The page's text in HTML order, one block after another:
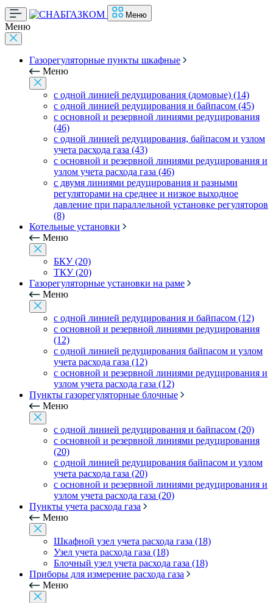
Меню
Меню
Газорегуляторные пункты шкафные
Меню
с одной линией редуцирования (домовые) (14)
с одной линией редуцирования и байпасом (45)
с основной и резервной линиями редуцирования
(46)
с одной линией редуцирования, байпасом и узлом
учета расхода газа (43)
с основной и резервной линиями редуцирования и
узлом учета расхода газа (46)
с двумя линиями редуцирования и разными
регуляторами на среднее и низкое выходное
давление при параллельной установке регуляторов
(8)
Котельные установки
Меню
БКУ (20)
ТКУ (20)
Газорегуляторные установки на раме
Меню
с одной линией редуцирования и байпасом (12)
с основной и резервной линиями редуцирования
(12)
с одной линией редуцирования байпасом и узлом
учета расхода газа (12)
с основной и резервной линиями редуцирования и
узлом учета расхода газа (12)
Пункты газорегуляторные блочные
Меню
с одной линией редуцирования и байпасом (20)
с основной и резервной линиями редуцирования
(20)
с одной линией редуцирования байпасом и узлом
учета расхода газа (20)
с основной и резервной линиями редуцирования и
узлом учета расхода газа (20)
Пункты учета расхода газа
Меню
Шкафной узел учета расхода газа (18)
Узел учета расхода газа (18)
Блочный узел учета расхода газа (18)
Приборы для измерение расхода газа
Меню